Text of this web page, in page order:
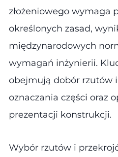
złożeniowego wymaga
określonych zasad,
międzynarodowych
wymagań inżynierii.
obejmują dobór rzutów
oznaczania części oraz
prezentacji konstrukcji.
Wybór rzutów i